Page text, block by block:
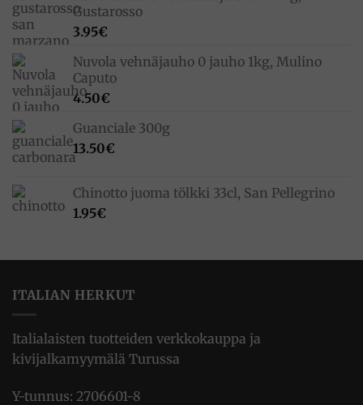
Gustarosso
3.95€
Nuvola vehnäjauho 0 jauho 1kg, Mulino
Caputo
4.50€
Guanciale 300g
13.50€
Chinotto juoma tölkki 33cl, San Pellegrino
1.95€
ITALIAN HERKUT
Italialaisten tuotteiden verkkokauppa ja
kivijalkamyymälä Turussa
Y-tunnus: 2706601-8